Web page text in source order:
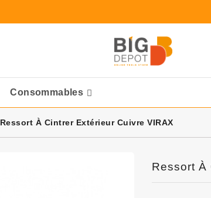
Consommables
Ressort À Cintrer Extérieur Cuivre VIRAX
Ressort À